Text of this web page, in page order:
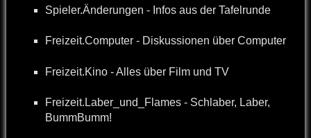
Spieler.Änderungen - Infos aus der Tafelrunde
Freizeit.Computer - Diskussionen über Computer
Freizeit.Kino - Alles über Film und TV
Freizeit.Laber_und_Flames - Schlaber, Laber,
BummBumm!